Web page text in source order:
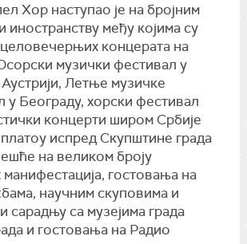
Хор наступао је на бројним
међу којима су
концерата на
музички фестивал у
Летње музичке
Београду, хорски фестивал
концерти широм Србије
испред Скупштине града
на великом броју
гостовања на
научним скуповима и
сарадњу са музејима града
и гостовања на Радио